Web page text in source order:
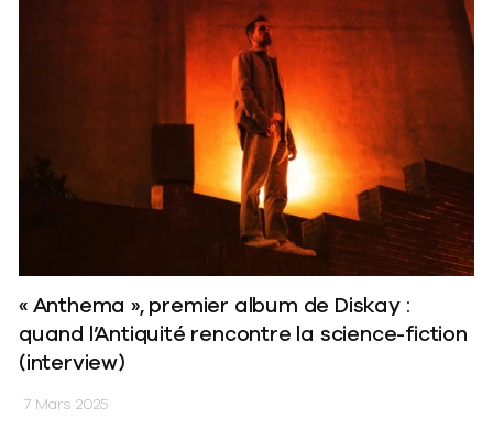
« Anthema », premier album de Diskay :
quand l’Antiquité rencontre la science-fiction
(interview)
7 Mars 2025